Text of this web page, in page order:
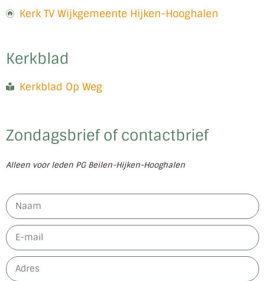
Kerk TV Wijkgemeente Hijken-Hooghalen
Kerkblad
Kerkblad Op Weg
Zondagsbrief of contactbrief
Alleen voor leden PG Beilen-Hijken-Hooghalen